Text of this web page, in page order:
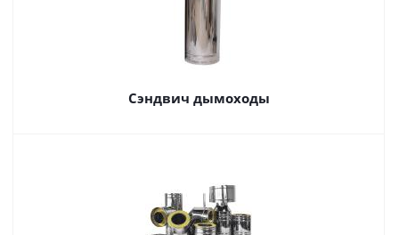
Сэндвич дымоходы